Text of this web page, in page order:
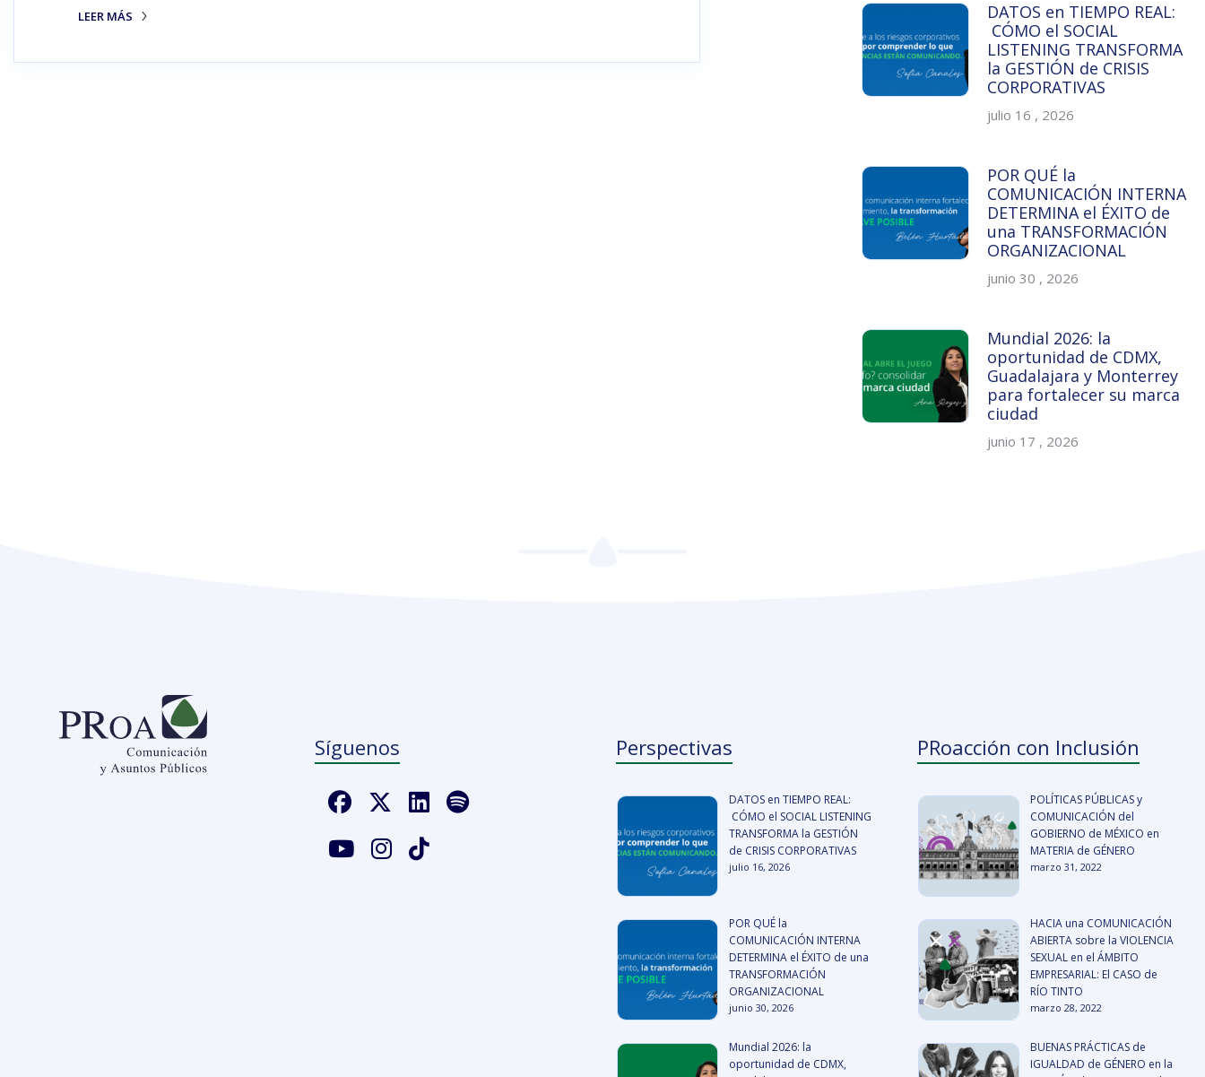
LEER MÁS
DATOS en TIEMPO REAL:
CÓMO el SOCIAL
LISTENING TRANSFORMA
la GESTIÓN de CRISIS
CORPORATIVAS
julio 16 , 2026
POR QUÉ la
COMUNICACIÓN INTERNA
DETERMINA el ÉXITO de
una TRANSFORMACIÓN
ORGANIZACIONAL
junio 30 , 2026
Mundial 2026: la
oportunidad de CDMX,
Guadalajara y Monterrey
para fortalecer su marca
ciudad
junio 17 , 2026
Síguenos Perspectivas
DATOS en TIEMPO REAL:
CÓMO el SOCIAL LISTENING
TRANSFORMA la GESTIÓN
de CRISIS CORPORATIVAS
julio 16, 2026
POR QUÉ la
COMUNICACIÓN INTERNA
DETERMINA el ÉXITO de una
TRANSFORMACIÓN
ORGANIZACIONAL
junio 30, 2026
Mundial 2026: la
oportunidad de CDMX,
PRoacción con Inclusión
POLÍTICAS PÚBLICAS y
COMUNICACIÓN del
GOBIERNO de MÉXICO en
MATERIA de GÉNERO
marzo 31, 2022
HACIA una COMUNICACIÓN
ABIERTA sobre la VIOLENCIA
SEXUAL en el ÁMBITO
EMPRESARIAL: El CASO de
RÍO TINTO
marzo 28, 2022
BUENAS PRÁCTICAS de
IGUALDAD de GÉNERO en la